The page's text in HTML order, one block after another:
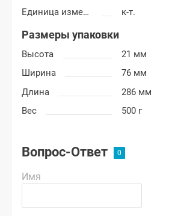
Единица измерения к-т.
Размеры упаковки
Высота
21 мм
Ширина
76 мм
Длина
286 мм
Вес
500 г
Вопрос-Ответ
Имя